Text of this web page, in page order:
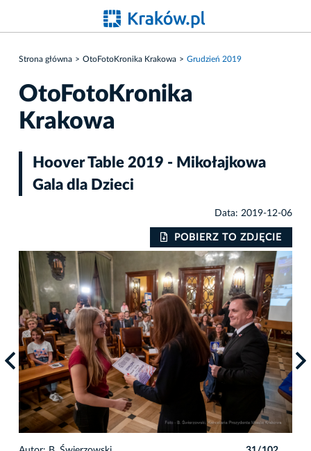
Strona główna OtoFotoKronika Krakowa Grudzień 2019
OtoFotoKronika
Krakowa
Hoover Table 2019 - Mikołajkowa
Gala dla Dzieci
Data: 2019-12-06
POBIERZ TO ZDJĘCIE